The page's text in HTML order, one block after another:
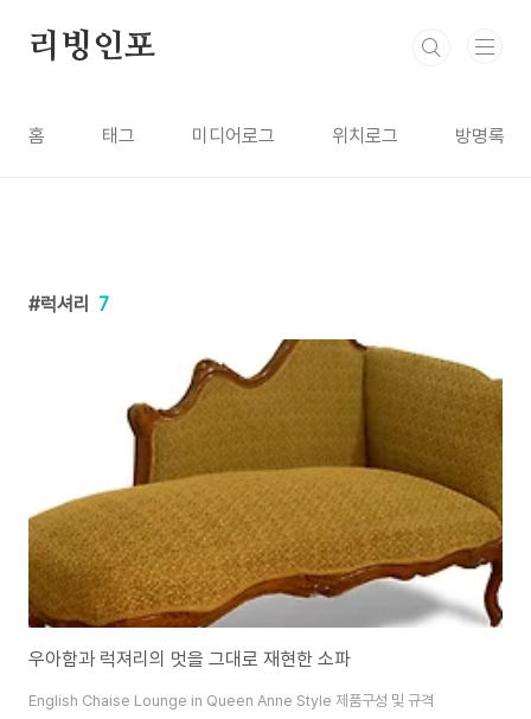
리빙인포
홈 태그 미디어로그 위치로그 방명록
럭셔리 7
우아함과 럭져리의 멋을 그대로 재현한 소파
English Chaise Lounge in Queen Anne Style 제품구성 및 규격